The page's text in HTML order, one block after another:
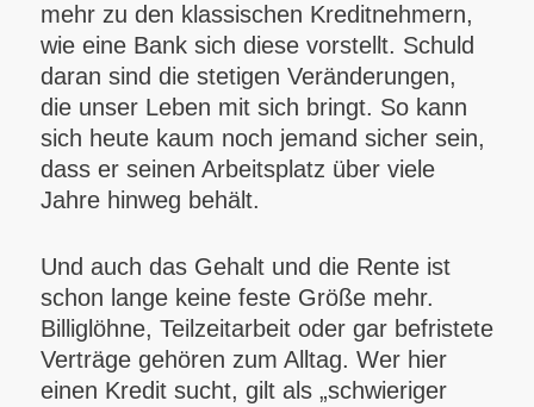
mehr zu den klassischen Kreditnehmern,
wie eine Bank sich diese vorstellt. Schuld
daran sind die stetigen Veränderungen,
die unser Leben mit sich bringt. So kann
sich heute kaum noch jemand sicher sein,
dass er seinen Arbeitsplatz über viele
Jahre hinweg behält.
Und auch das Gehalt und die Rente ist
schon lange keine feste Größe mehr.
Billiglöhne, Teilzeitarbeit oder gar befristete
Verträge gehören zum Alltag. Wer hier
einen Kredit sucht, gilt als „schwieriger